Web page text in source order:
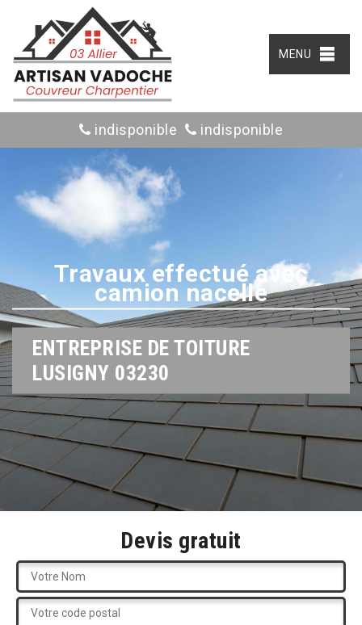
MENU
indisponible indisponible
Travaux effectué avec
camion nacelle
ENTREPRISE DE TOITURE
LUSIGNY 03230
Devis gratuit